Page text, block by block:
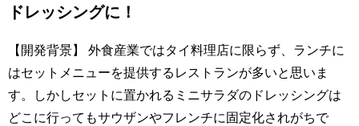
ドレッシングに！
【開発背景】 外食産業ではタイ料理店に限らず、ランチに
はセットメニューを提供するレストランが多いと思いま
す。しかしセットに置かれるミニサラダのドレッシングは
どこに行ってもサウザンやフレンチに固定化されがちで